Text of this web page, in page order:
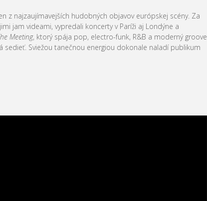
z najzaujímavejších hudobných objavov európskej scény. Za
jam videami, vypredali koncerty v Paríži aj Londýne a
Meeting, ktorý spája pop, electro-funk, R&B a moderný groove
Sviežou tanečnou energiou dokonale naladí publikum